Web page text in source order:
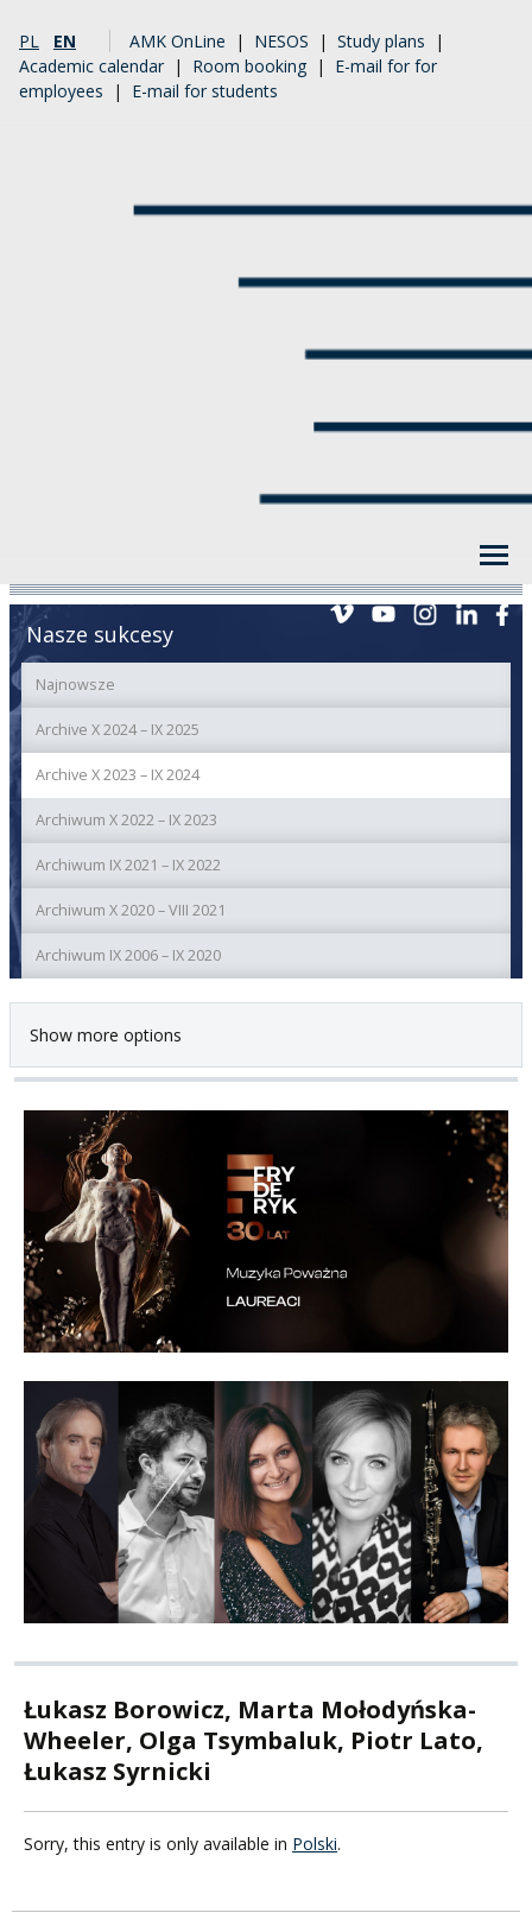
PL EN AMK OnLine | NESOS | Study plans |
Academic calendar | Room booking | E-mail for for
employees | E-mail for students
Nasze sukcesy
Najnowsze
Archive X 2024 – IX 2025
Archive X 2023 – IX 2024
Archiwum X 2022 – IX 2023
Archiwum IX 2021 – IX 2022
Archiwum X 2020 – VIII 2021
Archiwum IX 2006 – IX 2020
Show more options
Łukasz Borowicz, Marta Mołodyńska-
Wheeler, Olga Tsymbaluk, Piotr Lato,
Łukasz Syrnicki
Sorry, this entry is only available in Polski.